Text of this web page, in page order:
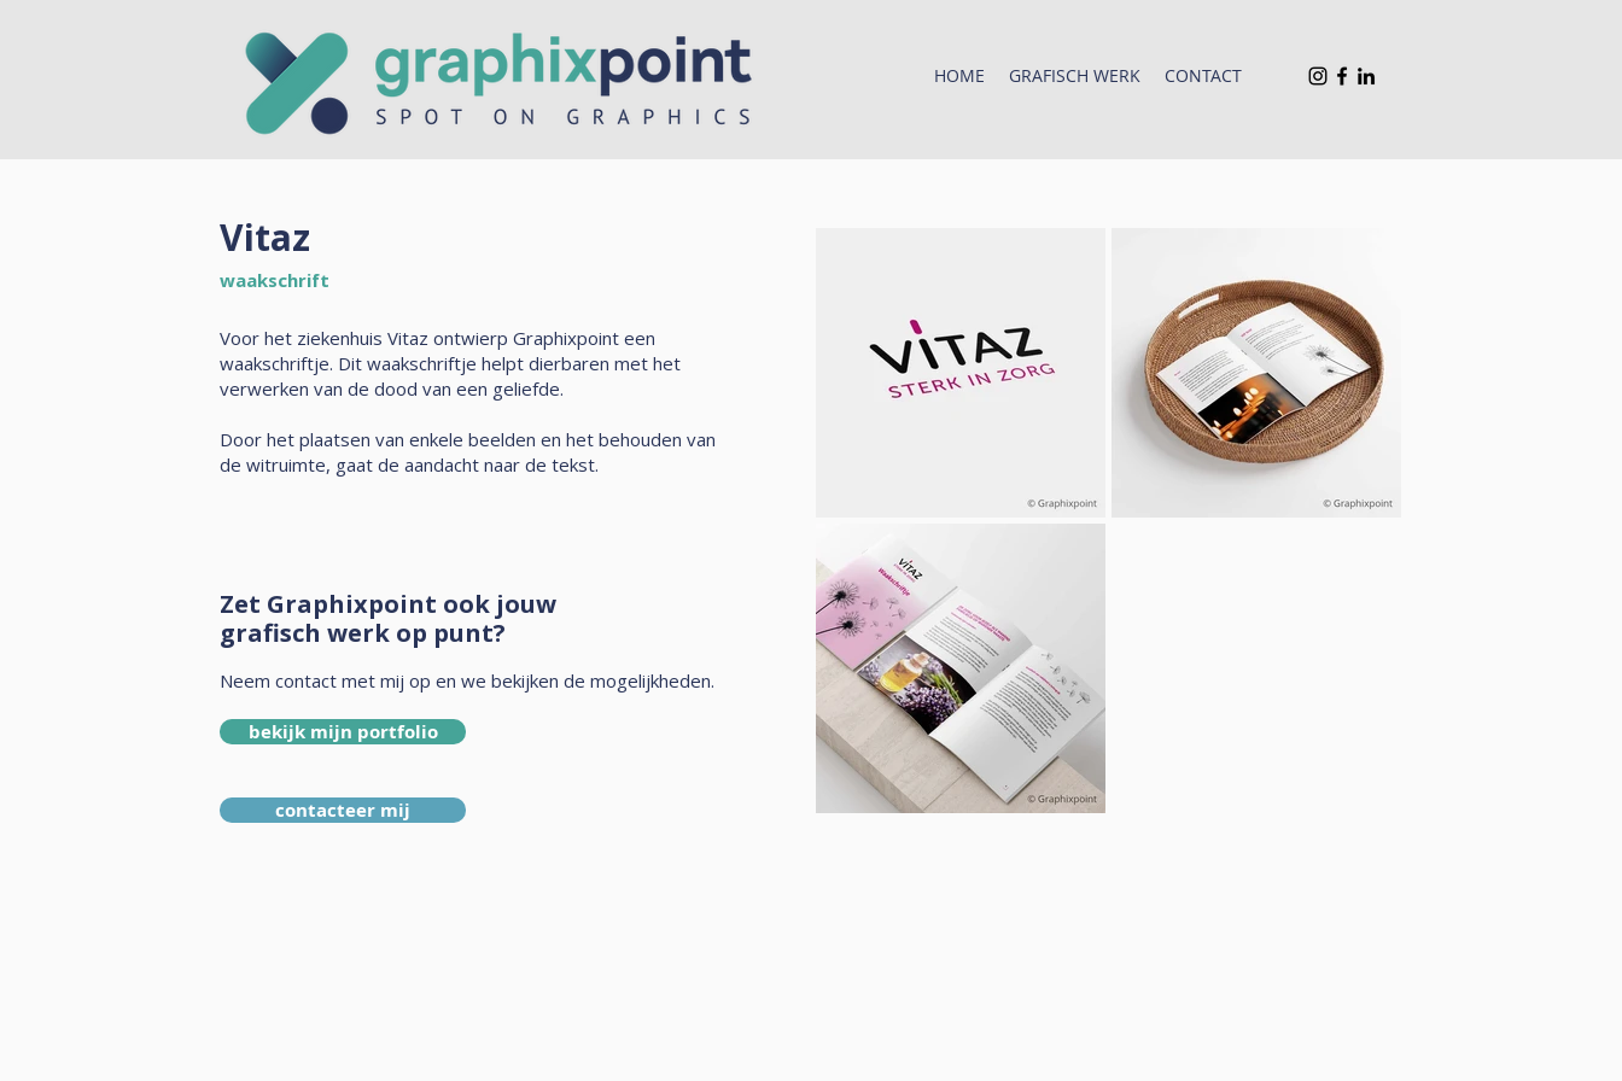
HOME GRAFISCH WERK CONTACT
Vitaz
waakschrift
Voor het ziekenhuis Vitaz ontwierp Graphixpoint een
waakschriftje. Dit waakschriftje helpt dierbaren met het
verwerken van de dood van een geliefde.
Door het plaatsen van enkele beelden en het behouden van
de witruimte, gaat de aandacht naar de tekst.
Zet Graphixpoint ook jouw
grafisch werk op punt?
Neem contact met mij op en we bekijken de mogelijkheden.
bekijk mijn portfolio
contacteer mij